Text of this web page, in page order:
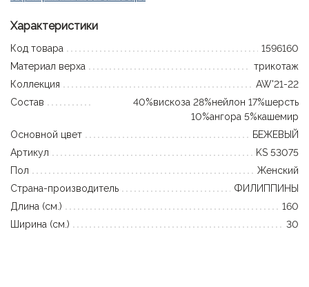
Характеристики
Код товара
1596160
Материал верха
трикотаж
Коллекция
AW'21-22
Состав
40%вискоза 28%нейлон 17%шерсть
10%ангора 5%кашемир
Основной цвет
БЕЖЕВЫЙ
Артикул
KS 53075
Пол
Женский
Страна-производитель
ФИЛИППИНЫ
Длина (см.)
160
Ширина (см.)
30